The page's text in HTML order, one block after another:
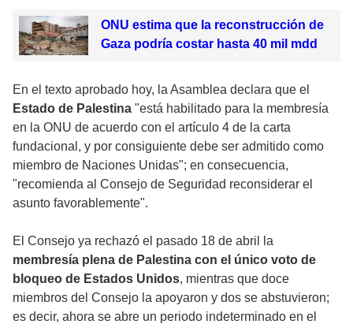
ONU estima que la reconstrucción de
Gaza podría costar hasta 40 mil mdd
En el texto aprobado hoy, la Asamblea declara que el
Estado de Palestina "está habilitado para la membresía
en la ONU de acuerdo con el artículo 4 de la carta
fundacional, y por consiguiente debe ser admitido como
miembro de Naciones Unidas"; en consecuencia,
"recomienda al Consejo de Seguridad reconsiderar el
asunto favorablemente".
El Consejo ya rechazó el pasado 18 de abril la
membresía plena de Palestina con el único voto de
bloqueo de Estados Unidos, mientras que doce
miembros del Consejo la apoyaron y dos se abstuvieron;
es decir, ahora se abre un periodo indeterminado en el